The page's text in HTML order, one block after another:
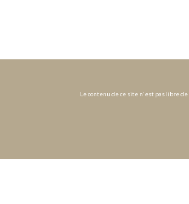
Le contenu de ce site n'est pas libre